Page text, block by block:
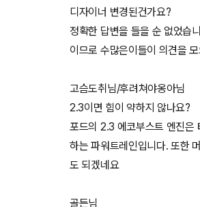
디자이너 변경된건가요?
정확한 답변을 들을 순 없었습
이므로 수많은이들이 의견을
고슴도취님/후려쳐야옹아님
2.3이면 힘이 약하지 않나요?
포드의 2.3 에코부스트 엔진
하는 파워트레인입니다. 또한
도 되겠네요
골든님